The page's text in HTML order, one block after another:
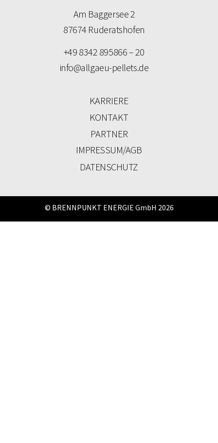
Am Baggersee 2
87674 Ruderatshofen
+49 8342 895866 – 20
info@allgaeu-pellets.de
KARRIERE
KONTAKT
PARTNER
IMPRESSUM/AGB
DATENSCHUTZ
© BRENNPUNKT ENERGIE GmbH 2026